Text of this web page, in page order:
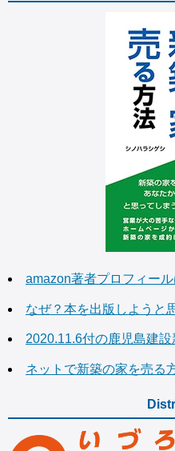
amazon著者プロフィー
なぜ？本を出版しようと
2020.11.6付の鹿児島建
ネットで新築の家を売る